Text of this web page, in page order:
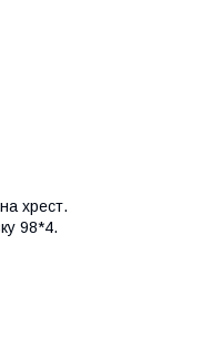
хрест.
98*4.